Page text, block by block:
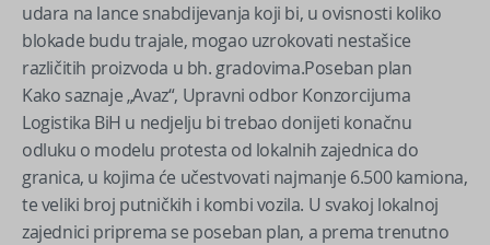
udara na lance snabdijevanja koji bi, u ovisnosti koliko
blokade budu trajale, mogao uzrokovati nestašice
različitih proizvoda u bh. gradovima.Poseban plan
Kako saznaje „Avaz“, Upravni odbor Konzorcijuma
Logistika BiH u nedjelju bi trebao donijeti konačnu
odluku o modelu protesta od lokalnih zajednica do
granica, u kojima će učestvovati najmanje 6.500 kamiona,
te veliki broj putničkih i kombi vozila. U svakoj lokalnoj
zajednici priprema se poseban plan, a prema trenutno